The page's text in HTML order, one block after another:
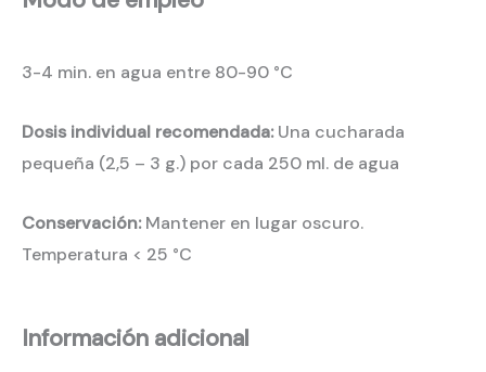
3-4 min. en agua entre 80-90 °C
Dosis individual recomendada:Una cucharada
pequeña (2,5 – 3 g.) por cada 250 ml. de agua
Conservación:Mantener en lugar oscuro.
Temperatura < 25 °C
Información adicional